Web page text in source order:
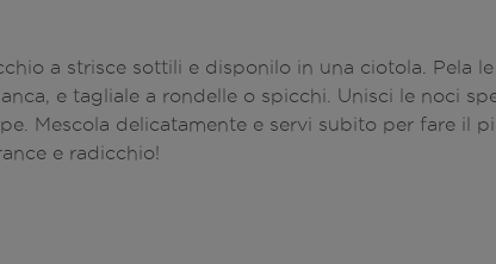
a strisce sottili e disponilo in una ciotola. Pela le
e tagliale a rondelle o spicchi. Unisci le noci
Mescola delicatamente e servi subito per fare il
e radicchio!